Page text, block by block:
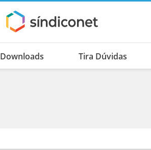
Downloads Tira Dúvidas